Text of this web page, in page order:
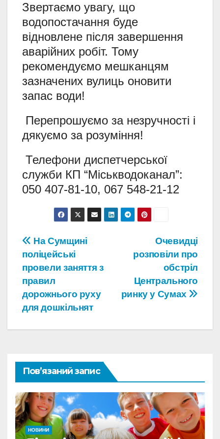
Звертаємо увагу, що
водопостачання буде
відновлене після завершення
аварійних робіт. Тому
рекомендуємо мешканцям
зазначених вулиць оновити
запас води!
Перепрошуємо за незручності і
дякуємо за розуміння!
Телефони диспетчерської
служби КП “Міськводоканал”:
050 407-81-10, 067 548-21-12
Навігація
записів
Очевидці
розповіли про
обстріл
Центрального
ринку у Сумах
На Сумщині
поліцейські
провели заняття з
правил
дорожнього руху
для дошкільнят
Пов’язаний запис
НОВИНИ